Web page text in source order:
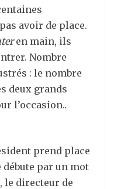
avoir de place.
en main, ils
Nombre
: le nombre
deux grands
l’occasion..
prend place
débute par un mot
le directeur de